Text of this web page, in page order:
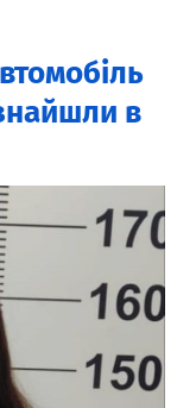
в